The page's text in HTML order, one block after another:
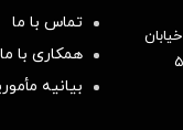
تماس با ما
همکاری با ما
بیانیه